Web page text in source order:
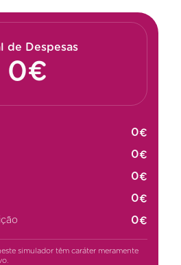
de Despesas
€
€
€
€
€
simulador têm caráter meramente